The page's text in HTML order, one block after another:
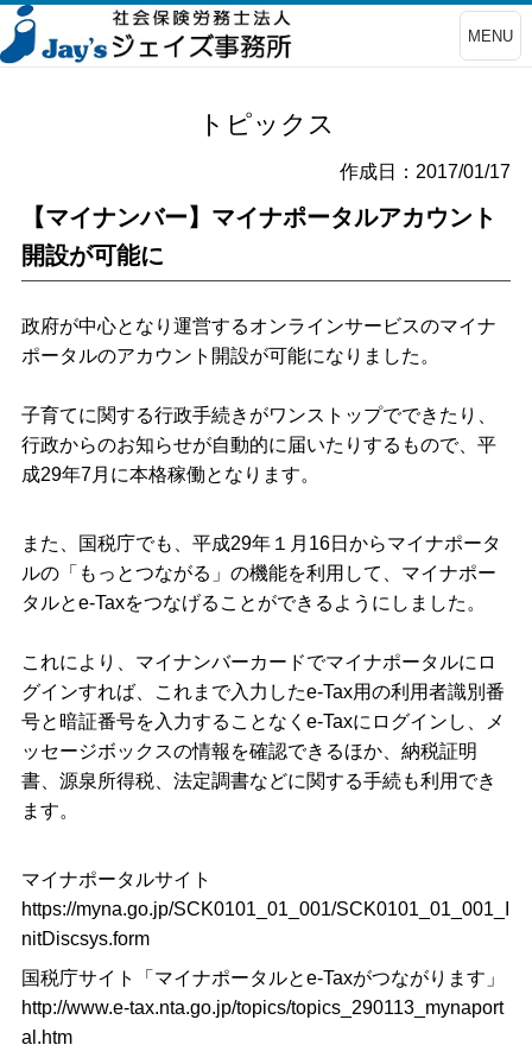
MENU
トピックス
作成日：2017/01/17
【マイナンバー】マイナポータルアカウント
開設が可能に
政府が中心となり運営するオンラインサービスのマイナ
ポータルのアカウント開設が可能になりました。
子育てに関する行政手続きがワンストップでできたり、
行政からのお知らせが自動的に届いたりするもので、平
成29年7月に本格稼働となります。
また、国税庁でも、平成29年１月16日からマイナポータ
ルの「もっとつながる」の機能を利用して、マイナポー
タルとe-Taxをつなげることができるようにしました。
これにより、マイナンバーカードでマイナポータルにロ
グインすれば、これまで入力したe-Tax用の利用者識別番
号と暗証番号を入力することなくe-Taxにログインし、メ
ッセージボックスの情報を確認できるほか、納税証明
書、源泉所得税、法定調書などに関する手続も利用でき
ます。
マイナポータルサイト
https://myna.go.jp/SCK0101_01_001/SCK0101_01_001_I
nitDiscsys.form
国税庁サイト「マイナポータルとe-Taxがつながります」
http://www.e-tax.nta.go.jp/topics/topics_290113_mynaport
al.htm